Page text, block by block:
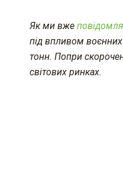
Як ми вже
під впливом
тонн. Попри
світових ринках.